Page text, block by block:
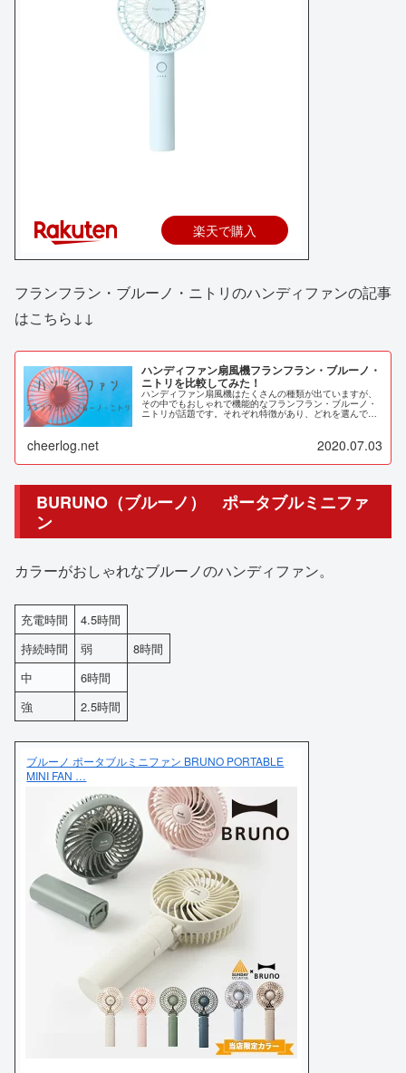
楽天で購入
フランフラン・ブルーノ・ニトリのハンディファンの記事
はこちら↓↓
ハンディファン扇風機フランフラン・ブルーノ・
ニトリを比較してみた！
ハンディファン扇風機はたくさんの種類が出ていますが、
その中でもおしゃれで機能的なフランフラン・ブルーノ・
ニトリが話題です。それぞれ特徴があり、どれを選んでも
後悔しない仕様になっています。そこで今回は、これら3
cheerlog.net 2020.07.03
BURUNO（ブルーノ） ポータブルミニファ
ン
カラーがおしゃれなブルーノのハンディファン。
充電時間
4.5時間
持続時間
弱
8時間
中
6時間
強
2.5時間
ブルーノ ポータブルミニファン BRUNO PORTABLE
MINI FAN …